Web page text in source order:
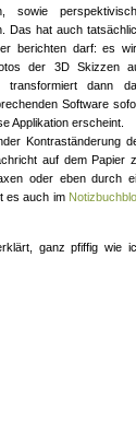
sowie
Das hat auch
berichten darf: es
der 3D Skizzen
transformiert dann
Software
Applikation erscheint.
Kontraständerung
auf dem Papier
oder eben durch
es auch im
ganz pfiffig wie